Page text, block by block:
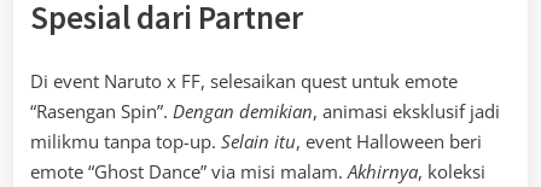
Spesial dari Partner
Di event Naruto x FF, selesaikan quest untuk emote
“Rasengan Spin”. Dengan demikian, animasi eksklusif jadi
milikmu tanpa top-up. Selain itu, event Halloween beri
emote “Ghost Dance” via misi malam. Akhirnya, koleksi